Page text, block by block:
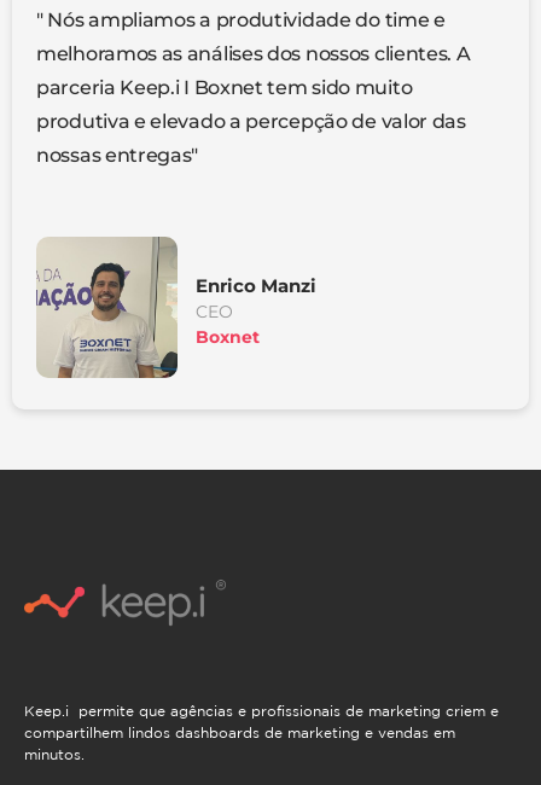
" Nós ampliamos a produtividade do time e
melhoramos as análises dos nossos clientes. A
parceria Keep.i I Boxnet tem sido muito
produtiva e elevado a percepção de valor das
nossas entregas"
Enrico Manzi
CEO
Boxnet
Keep.i permite que agências e profissionais de marketing criem e
compartilhem lindos dashboards de marketing e vendas em
minutos.